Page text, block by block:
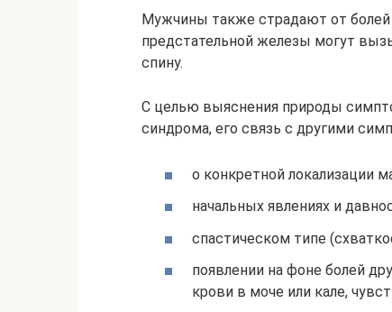
Мужчины также страдают от болей
предстательной железы могут
спину.
С целью выяснения природы
синдрома, его связь с другими
о конкретной локализации
начальных явлениях и
спастическом типе
появлении на фоне болей
крови в моче или кале,